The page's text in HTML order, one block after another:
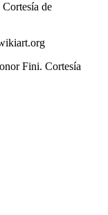
de
Fini. Cortesía